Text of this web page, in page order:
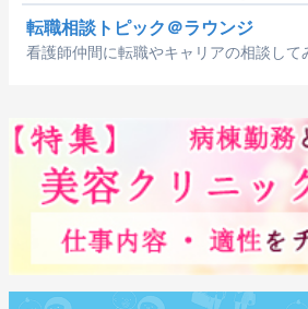
転職相談トピック＠ラウンジ
看護師仲間に転職やキャリアの相談して